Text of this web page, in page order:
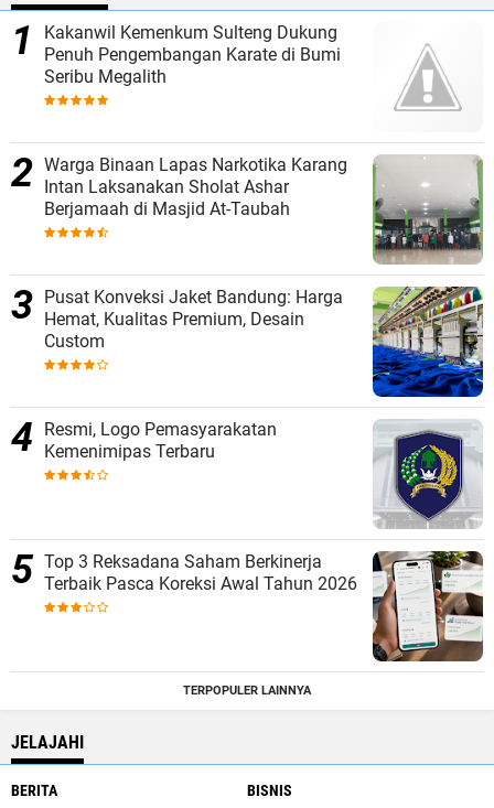
Kakanwil Kemenkum Sulteng Dukung
Penuh Pengembangan Karate di Bumi
Seribu Megalith
Warga Binaan Lapas Narkotika Karang
Intan Laksanakan Sholat Ashar
Berjamaah di Masjid At-Taubah
Pusat Konveksi Jaket Bandung: Harga
Hemat, Kualitas Premium, Desain
Custom
Resmi, Logo Pemasyarakatan
Kemenimipas Terbaru
Top 3 Reksadana Saham Berkinerja
Terbaik Pasca Koreksi Awal Tahun 2026
TERPOPULER LAINNYA
JELAJAHI
BERITA BISNIS